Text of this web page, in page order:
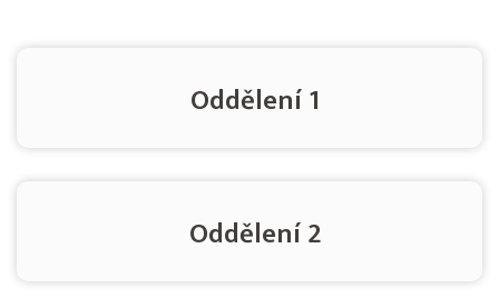
Oddělení 1
Oddělení 2